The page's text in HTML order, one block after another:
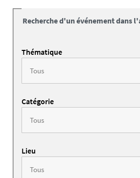
Recherche d'un événement dans
Thématique
Catégorie
Lieu